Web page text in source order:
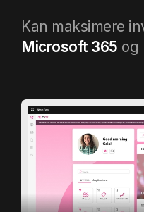
Kan maksimere
Microsoft 365 og